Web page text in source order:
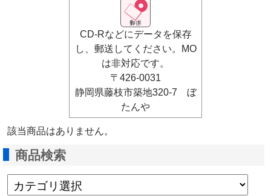
CD-Rなどにデータを保存
し、郵送してください。MO
は非対応です。
〒426-0031
静岡県藤枝市築地320-7 ぼ
たんや
該当商品はありません。
商品検索